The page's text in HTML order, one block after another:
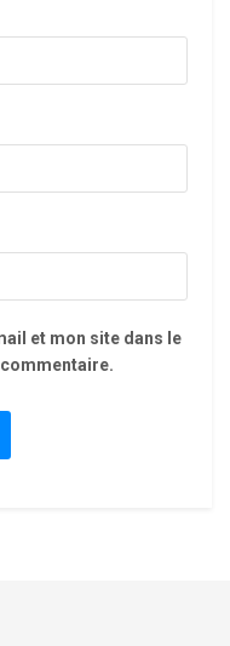
et mon site dans le